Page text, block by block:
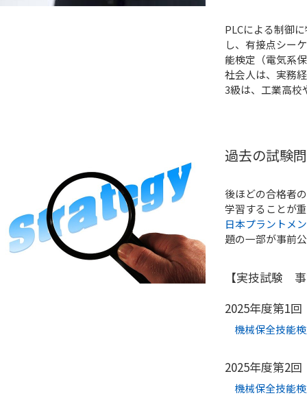
PLCによる制御
し、有接点シー
能検定（電気系
社会人は、実務
3級は、工業高校
過去の試験
後ほどの合格者
学習することが
日本プラントメ
題の一部が事前
【実技試験
2025年度第1
機械保全技能
2025年度第2
機械保全技能